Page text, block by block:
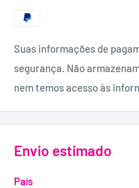
Ceteareth – 20,
de Gérmen de Trigo,
Benzilo, Palmitato de
Annuus (Girasol), Sorbitol,
Vanillyl.
Suas informações de
segurança. Não
nem temos acesso às
Envio estimado
País